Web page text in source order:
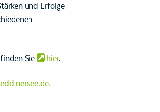
und Erfolge
Sie hier.